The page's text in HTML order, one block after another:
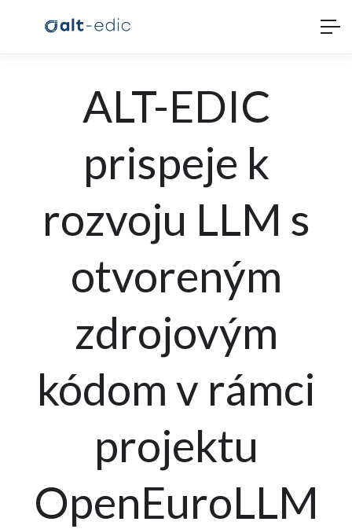
ALT-EDIC
prispeje k
rozvoju LLM s
otvoreným
zdrojovým
kódom v rámci
projektu
OpenEuroLLM